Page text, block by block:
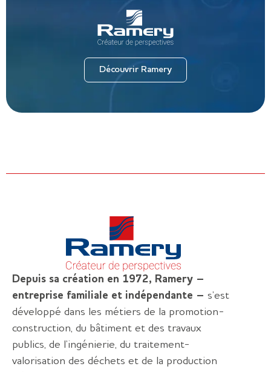
Découvrir Ramery
Depuis sa création en 1972, Ramery –
entreprise familiale et indépendante – s’est
développé dans les métiers de la promotion-
construction, du bâtiment et des travaux
publics, de l’ingénierie, du traitement-
valorisation des déchets et de la production